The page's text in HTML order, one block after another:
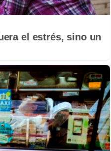
el estrés, sino un